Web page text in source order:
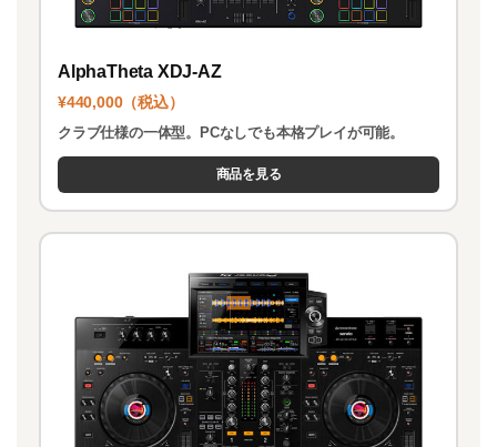
AlphaTheta XDJ-AZ
¥440,000（税込）
クラブ仕様の一体型。PCなしでも本格プレイが可能。
商品を見る